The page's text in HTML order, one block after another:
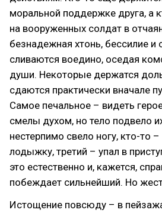
моральной поддержке друга, а
на вооруженных солдат в
безнадежная хтонь, бессилие и
сливаются воедино, оседая
души. Некоторые держатся
сдаются практически вначале
Самое печальное – видеть
смелы духом, но тело подвело
нестерпимо свело ногу, кто-то
лодыжку, третий – упал в
это естественно и, кажется,
побеждает сильнейший. Но
Истощение повсюду – в